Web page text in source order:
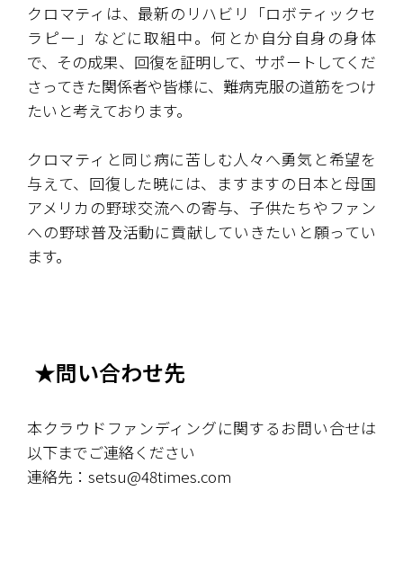
クロマティは、最新のリハビリ「ロボティックセ
ラピー」などに取組中。何とか自分自身の身体
で、その成果、回復を証明して、サポートしてくだ
さってきた関係者や皆様に、難病克服の道筋をつけ
たいと考えております。
クロマティと同じ病に苦しむ人々へ勇気と希望を
与えて、回復した暁には、ますますの日本と母国
アメリカの野球交流への寄与、子供たちやファン
への野球普及活動に貢献していきたいと願ってい
ます。
★問い合わせ先
本クラウドファンディングに関するお問い合せは
以下までご連絡ください
連絡先：setsu@48times.com